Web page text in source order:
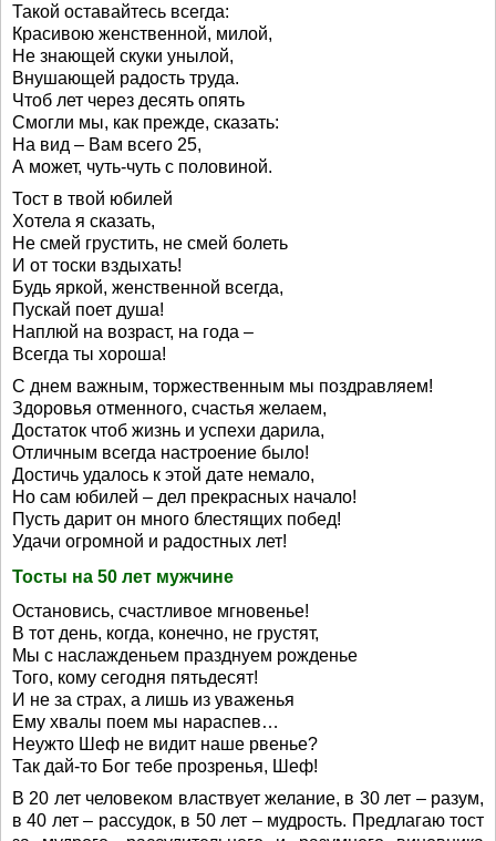
Такой оставайтесь всегда:
Красивою женственной, милой,
Не знающей скуки унылой,
Внушающей радость труда.
Чтоб лет через десять опять
Смогли мы, как прежде, сказать:
На вид – Вам всего 25,
А может, чуть-чуть с половиной.
Тост в твой юбилей
Хотела я сказать,
Не смей грустить, не смей болеть
И от тоски вздыхать!
Будь яркой, женственной всегда,
Пускай поет душа!
Наплюй на возраст, на года –
Всегда ты хороша!
С днем важным, торжественным мы поздравляем!
Здоровья отменного, счастья желаем,
Достаток чтоб жизнь и успехи дарила,
Отличным всегда настроение было!
Достичь удалось к этой дате немало,
Но сам юбилей – дел прекрасных начало!
Пусть дарит он много блестящих побед!
Удачи огромной и радостных лет!
Тосты на 50 лет мужчине
Остановись, счастливое мгновенье!
В тот день, когда, конечно, не грустят,
Мы с наслажденьем празднуем рожденье
Того, кому сегодня пятьдесят!
И не за страх, а лишь из уваженья
Ему хвалы поем мы нараспев…
Неужто Шеф не видит наше рвенье?
Так дай-то Бог тебе прозренья, Шеф!
В 20 лет человеком властвует желание, в 30 лет – разум,
в 40 лет – рассудок, в 50 лет – мудрость. Предлагаю тост